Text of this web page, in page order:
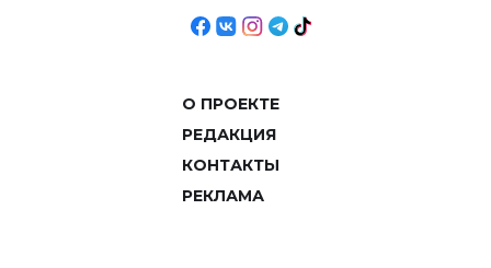
О ПРОЕКТЕ
РЕДАКЦИЯ
КОНТАКТЫ
РЕКЛАМА